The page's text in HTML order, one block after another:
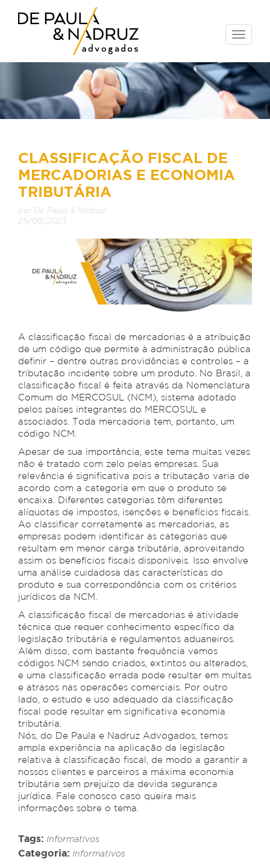
Toggle
CLASSIFICAÇÃO FISCAL DE
MERCADORIAS E ECONOMIA
TRIBUTÁRIA
por De Paula & Nadruz
25/08/2023
A classificação fiscal de mercadorias é a atribuição
de um código que permite à administração pública
definir – dentre outras providências e controles – a
tributação incidente sobre um produto. No Brasil, a
classificação fiscal é feita através da Nomenclatura
Comum do MERCOSUL (NCM), sistema adotado
pelos países integrantes do MERCOSUL e
associados. Toda mercadoria tem, portanto, um
código NCM.
Apesar de sua importância, este tema muitas vezes
não é tratado com zelo pelas empresas. Sua
relevância é significativa pois a tributação varia de
acordo com a categoria em que o produto se
encaixa. Diferentes categorias têm diferentes
alíquotas de impostos, isenções e benefícios fiscais.
Ao classificar corretamente as mercadorias, as
empresas podem identificar as categorias que
resultam em menor carga tributária, aproveitando
assim os benefícios fiscais disponíveis. Isso envolve
uma análise cuidadosa das características do
produto e sua correspondência com os critérios
jurídicos da NCM.
A classificação fiscal de mercadorias é atividade
técnica que requer conhecimento específico da
legislação tributária e regulamentos aduaneiros.
Além disso, com bastante frequência vemos
códigos NCM sendo criados, extintos ou alterados,
e uma classificação errada pode resultar em multas
e atrasos nas operações comerciais. Por outro
lado, o estudo e uso adequado da classificação
fiscal pode resultar em significativa economia
tributária.
Nós, do De Paula e Nadruz Advogados, temos
ampla experiência na aplicação da legislação
relativa à classificação fiscal, de modo a garantir a
nossos clientes e parceiros a máxima economia
tributária sem prejuízo da devida segurança
jurídica. Fale conosco caso queira mais
informações sobre o tema.
Tags: Informativos
Categoria: Informativos